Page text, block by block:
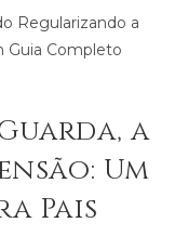
a
Um
Pais